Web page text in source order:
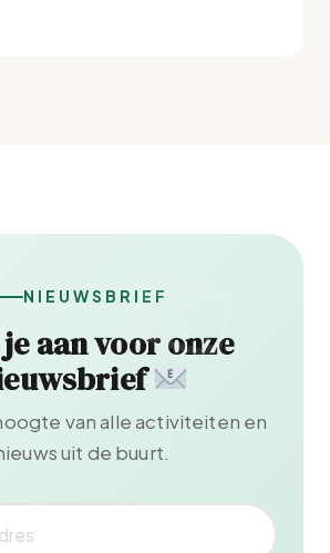
NIEUWSBRIEF
aan voor onze
van alle activiteiten en
uit de buurt.